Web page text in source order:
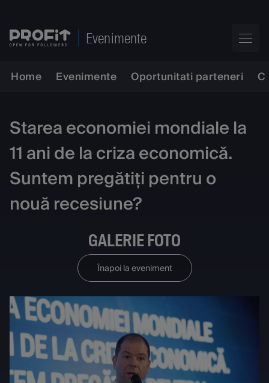
Evenimente
Home Evenimente Oportunitati parteneri
Starea economiei mondiale la
11 ani de la criza economică.
Suntem pregătiți pentru o
nouă recesiune?
GALERIE FOTO
Înapoi la eveniment